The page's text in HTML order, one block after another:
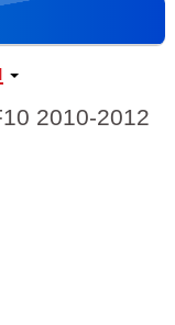
2010-2012